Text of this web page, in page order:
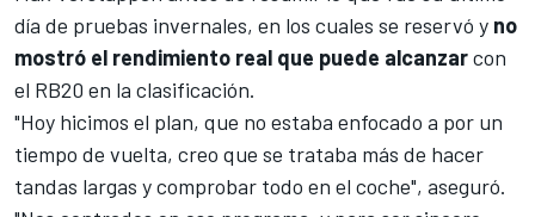
día de pruebas invernales, en los cuales se reservó y no
mostró el rendimiento real que puede alcanzarcon
el RB20 en la clasificación.
"Hoy hicimos el plan, que no estaba enfocado a por un
tiempo de vuelta, creo que se trataba más de hacer
tandas largas y comprobar todo en el coche", aseguró.